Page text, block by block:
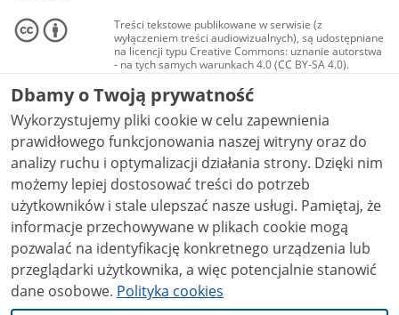
Treści tekstowe publikowane w serwisie (z
wyłączeniem treści audiowizualnych), są udostępniane
na licencji typu Creative Commons: uznanie autorstwa
- na tych samych warunkach 4.0 (CC BY-SA 4.0).
Materiały audiowizualne, w tym zdjęcia, materiały
audio i wideo, są udostępniane na licencji typu
Creative Commons: uznanie autorstwa użycie
niekomercyjne - bez utworów zależnych 4.0 (CC BY-
NC-ND 4.0), o ile nie jest to stwierdzone inaczej.
Dbamy o Twoją prywatność
Wykorzystujemy pliki cookie w celu zapewnienia
prawidłowego funkcjonowania naszej witryny oraz do
analizy ruchu i optymalizacji działania strony. Dzięki nim
możemy lepiej dostosować treści do potrzeb
użytkowników i stale ulepszać nasze usługi. Pamiętaj, że
informacje przechowywane w plikach cookie mogą
pozwalać na identyfikację konkretnego urządzenia lub
przeglądarki użytkownika, a więc potencjalnie stanowić
dane osobowe. Polityka cookies